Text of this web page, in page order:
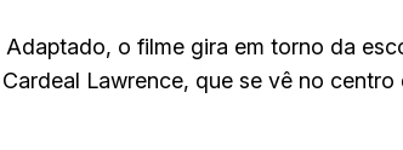
o filme gira em torno da
Lawrence, que se vê no